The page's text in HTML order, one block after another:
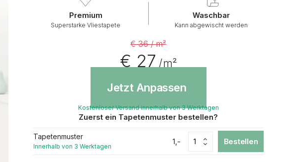
Premium
Superstarke Vliestapete
Waschbar
Kann abgewischt werden
€ 36 / m²
€ 27/ m²
Jetzt Anpassen
Kostenloser Versand innerhalb von 3 Werktagen
Zuerst ein Tapetenmuster bestellen?
Tapetenmuster
Innerhalb von 3 Werktagen
1,- Bestellen